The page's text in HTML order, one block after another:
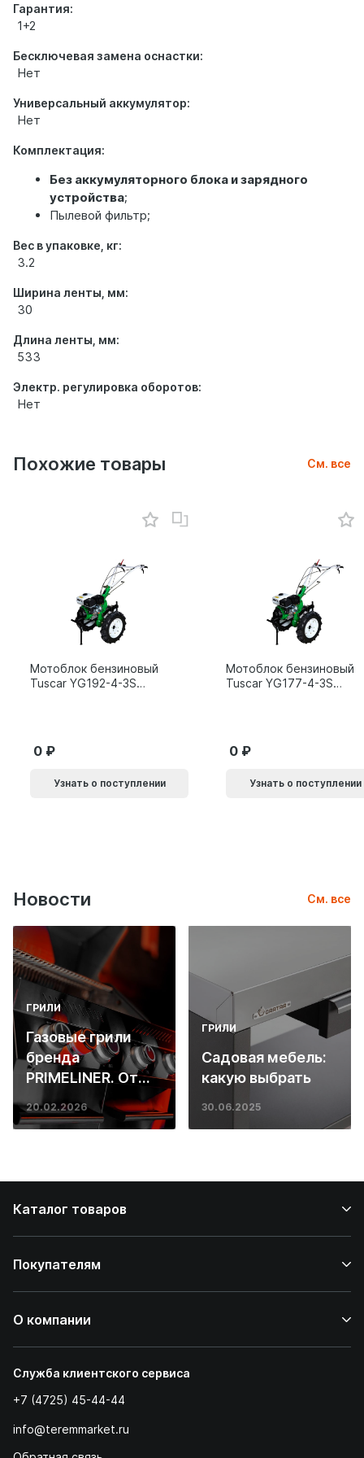
Гарантия:
1+2
Бесключевая замена оснастки:
Нет
Универсальный аккумулятор:
Нет
Комплектация:
Без аккумуляторного блока и зарядного
устройства;
Пылевой фильтр;
Вес в упаковке, кг:
3.2
Ширина ленты, мм:
30
Длина ленты, мм:
533
Электр. регулировка оборотов:
Нет
Похожие товары См. все
Мотоблок бензиновый
Tuscar YG192-4-3S
0
Узнать о поступлении
Мотоблок бензиновый
Tuscar YG177-4-3S
0
Узнать о поступлении
Новости См. все
ГРИЛИ
Газовые грили
бренда
PRIMELINER. От
основ инженерии
до ресторанных
20.02.2026
ГРИЛИ
Садовая мебель:
какую выбрать
30.06.2025
Каталог товаров
Покупателям
О компании
Служба клиентского сервиса
+7 (4725) 45-44-44
info@teremmarket.ru